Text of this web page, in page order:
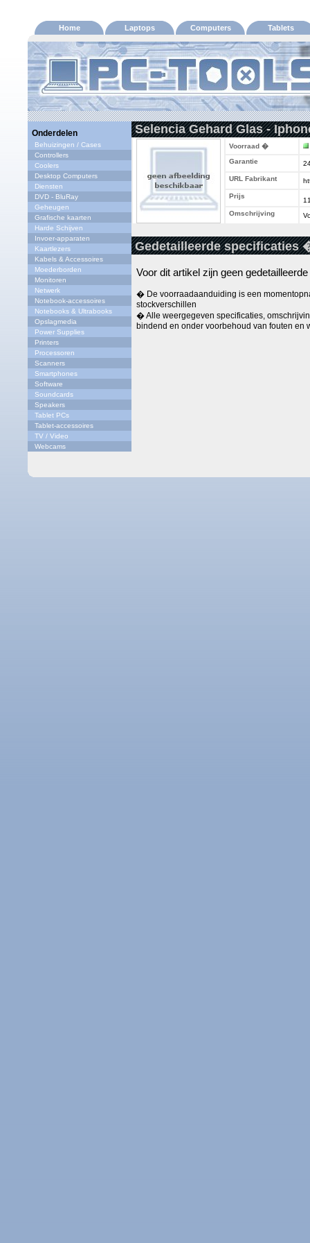
Home Laptops Computers Tablets
Onderdelen
Behuizingen / Cases
Controllers
Coolers
Desktop Computers
Diensten
DVD - BluRay
Geheugen
Grafische kaarten
Harde Schijven
Invoer-apparaten
Kaartlezers
Kabels & Accessoires
Moederborden
Monitoren
Netwerk
Notebook-accessoires
Notebooks & Ultrabooks
Opslagmedia
Power Supplies
Printers
Processoren
Scanners
Smartphones
Software
Soundcards
Speakers
Tablet PCs
Tablet-accessoires
TV / Video
Webcams
Selencia Gehard Glas -
Voorraad �
Garantie
URL Fabrikant
Prijs
Omschrijving
Gedetailleerde specificaties
Voor dit artikel zijn geen
� De voorraadaanduiding is een
stockverschillen
� Alle weergegeven specificaties,
bindend en onder voorbehoud van fouten en